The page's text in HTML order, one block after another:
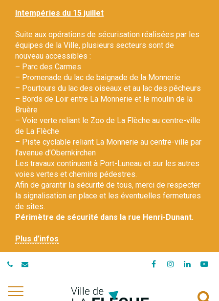
Intempéries du 15 juillet
Suite aux opérations de sécurisation réalisées par les
équipes de la Ville, plusieurs secteurs sont de
nouveau accessibles :
– Parc des Carmes
– Promenade du lac de baignade de la Monnerie
– Pourtours du lac des oiseaux et au lac des pêcheurs
– Bords de Loir entre La Monnerie et le moulin de la
Bruère
– Voie verte reliant le Zoo de La Flèche au centre-ville
de La Flèche
– Piste cyclable reliant La Monnerie au centre-ville par
l’avenue d’Obernkirchen
Les travaux continuent à Port-Luneau et sur les autres
voies vertes et chemins pédestres.
Afin de garantir la sécurité de tous, merci de respecter
la signalisation en place et les éventuelles fermetures
de sites.
Périmètre de sécurité dans la rue Henri-Dunant.
Plus d’infos
Lien
Lien
compte
Lien
compte